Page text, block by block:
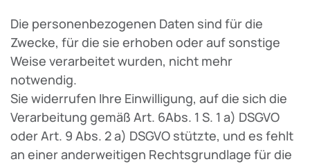
Die personenbezogenen Daten sind für die
Zwecke, für die sie erhoben oder auf sonstige
Weise verarbeitet wurden, nicht mehr
notwendig.
Sie widerrufen Ihre Einwilligung, auf die sich die
Verarbeitung gemäß Art. 6Abs. 1 S. 1 a) DSGVO
oder Art. 9 Abs. 2 a) DSGVO stützte, und es fehlt
an einer anderweitigen Rechtsgrundlage für die